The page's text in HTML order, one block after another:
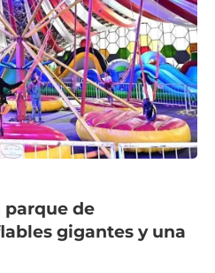
parque de
gigantes y una